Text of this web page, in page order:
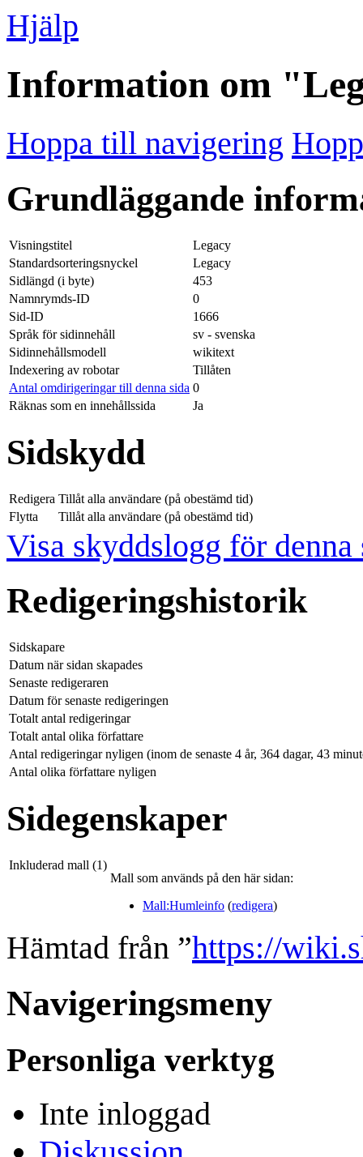
Hjälp
Information om
Hoppa till navigering
Grundläggande
Visningstitel
Legacy
Standardsorteringsnyckel
Legacy
Sidlängd (i byte)
453
Namnrymds-ID
0
Sid-ID
1666
Språk för sidinnehåll
sv - svenska
Sidinnehållsmodell
wikitext
Indexering av robotar
Tillåten
Antal omdirigeringar till denna sida 0
Räknas som en innehållssida
Ja
Sidskydd
Redigera Tillåt alla användare (på obestämd tid)
Flytta
Tillåt alla användare (på obestämd tid)
Visa skyddslogg för denna
Redigeringshistorik
Sidskapare
Datum när sidan skapades
Senaste redigeraren
Datum för senaste redigeringen
Totalt antal redigeringar
Totalt antal olika författare
Antal redigeringar nyligen (inom de senaste 4 år, 364 dagar, 43
Antal olika författare nyligen
Sidegenskaper
Inkluderad mall (1)
Mall som används på den här sidan:
Mall:Humleinfo (redigera)
Hämtad från ”https://
Navigeringsmeny
Personliga verktyg
Inte inloggad